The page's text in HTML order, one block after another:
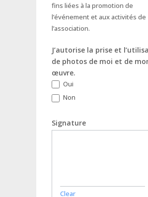
fins liées à la promotion de
l’événement et aux activités de
l’association.
J’autorise la prise et
de photos de moi et de
œuvre.
Oui
Non
Signature
Clear